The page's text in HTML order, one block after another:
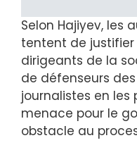
Selon Hajiyev, les
tentent de
dirigeants de la
de défenseurs
journalistes en
menace pour le
obstacle au